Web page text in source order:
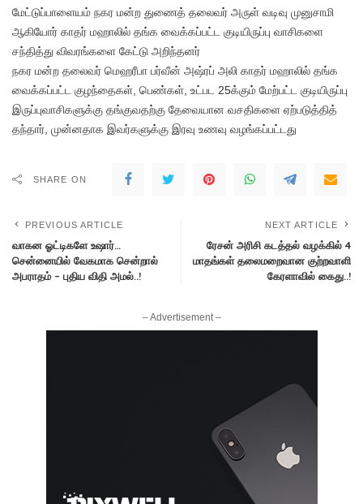
மேட்டுப்பாளையம் நகர மன்ற துணைத் தலைவர் அருள் வடிவு முனுசாமி
ஆகியோர் காதர் மஹாலில் தங்க வைக்கப்பட்ட குடியிருப்பு வாசிகளை
சந்தித்து விவரங்களை கேட்டு அறிந்தனர்
நகர மன்ற தலைவர் மெஹரீபா பர்வீன் அஷ்ரப் அலி காதர் மஹாலில் தங்க
வைக்கப்பட்ட குழந்தைகள், பெண்கள், உட்பட 25க்கும் மேற்பட்ட குடியிருப்பு
இருப்புவாசிகளுக்கு தங்குவதற்கு தேவையான வசதிகளை ஏற்படுத்தித்
தந்தார், முன்னதாக இவர்களுக்கு இரவு உணவு வழங்கப்பட்டது
SHARE ON
PREVIOUS ARTICLE
வாகன ஓட்டிகளே உஷார்…
சென்னையில் வேகமாக சென்றால்
அபராதம் – புதிய விதி அமல்..!
NEXT ARTICLE
ரேசன் அரிசி கடத்தல் வழக்கில் 4
மாதங்கள் தலைமறைவான குற்றவாளி
கேரளாவில் கைது..!
– Advertisement –